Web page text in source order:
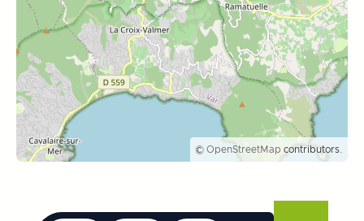
© OpenStreetMap contributors.